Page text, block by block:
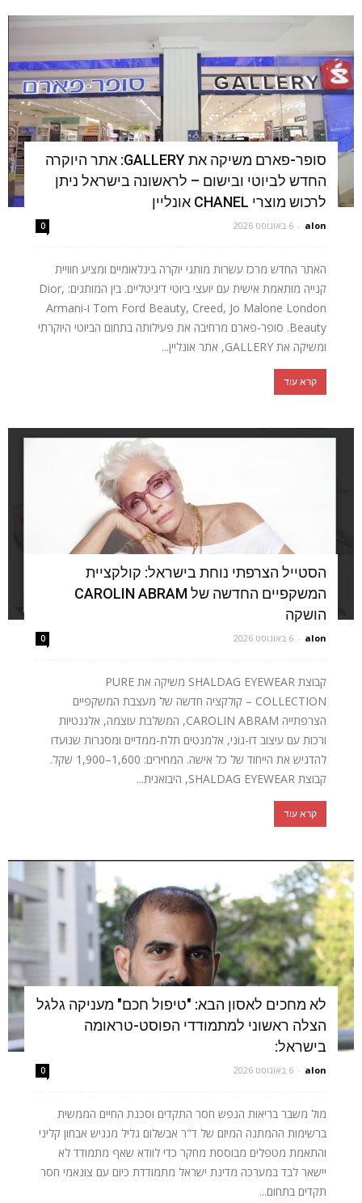
סופר-פארם משיקה את GALLERY: אתר היוקרה
החדש לביוטי ובישום – לראשונה בישראל ניתן
לרכוש מוצרי CHANEL אונליין
alon
- 6 באוגוסט 2026 0
האתר החדש מרכז עשרות מותגי יוקרה בינלאומיים ומציע חוויית
קנייה מותאמת אישית עם יועצי ביוטי דיגיטליים. בין המותגים: Dior,
Tom Ford Beauty, Creed, Jo Malone London ו-Armani
Beauty. סופר-פארם מרחיבה את פעילותה בתחום הביוטי היוקרתי
ומשיקה את GALLERY, אתר אונליין...
קרא עוד
הסטייל הצרפתי נוחת בישראל: קולקציית
המשקפיים החדשה של CAROLIN ABRAM
הושקה
alon
- 6 באוגוסט 2026 0
קבוצת SHALDAG EYEWEAR משיקה את PURE
COLLECTION – קולקציה חדשה של מעצבת המשקפיים
הצרפתייה CAROLIN ABRAM, המשלבת עוצמה, אלגנטיות
ורכות עם עיצוב דו-גוני, אלמנטים תלת-ממדיים ומסגרות שנועדו
להדגיש את הייחוד של כל אישה. המחירים: 1,600–1,900 שקל.
קבוצת SHALDAG EYEWEAR, היבואנית...
קרא עוד
לא מחכים לאסון הבא: "טיפול חכם" מעניקה גלגל
הצלה ראשוני למתמודדי הפוסט-טראומה
בישראל:
alon
- 6 באוגוסט 2026 0
מול משבר בריאות הנפש חסר התקדים וסכנת החיים הממשית
ברשימות ההמתנה המיזם של ד"ר אבשלום גליל מנגיש אבחון קליני
והתאמת מטפלים מבוססת מחקר כדי לוודא שאף מתמודד לא
יישאר לבד במערכה מדינת ישראל מתמודדת כיום עם צונאמי חסר
תקדים בתחום...